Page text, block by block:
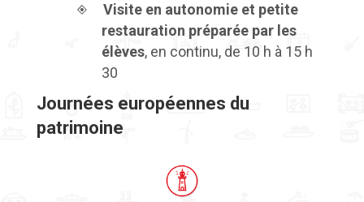
Visite en autonomie et petite
restauration préparée par les
élèves, en continu, de 10 h à 15 h
30
Journées européennes du
patrimoine